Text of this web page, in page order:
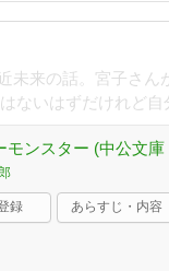
未来の話。宮子さん
ないはずだけれど自
モンスター (中公文庫
録 あらすじ・内容